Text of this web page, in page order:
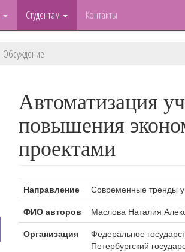
Студентам Контакты
Обсуждение
Автоматизация
повышения
проектами
Направление
Современные тренды
ФИО авторов
Маслова Наталия
Организация
Федеральное
Петербургский